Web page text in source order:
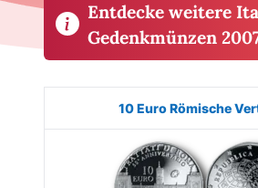
Entdecke weitere
Gedenkmünzen
Bild Ausgabe
10 Euro Römische